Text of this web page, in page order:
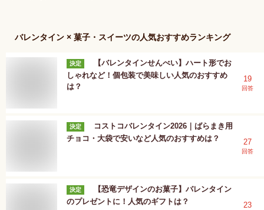
バレンタイン × 菓子・スイーツの人気おすすめランキング
決定
【バレンタインせんべい】ハート形でお
しゃれなど！個包装で美味しい人気のおすすめ
は？
19
回答
決定
コストコバレンタイン2026｜ばらまき用
チョコ・大袋で安いなど人気のおすすめは？
27
回答
決定
【恐竜デザインのお菓子】バレンタイン
のプレゼントに！人気のギフトは？
23